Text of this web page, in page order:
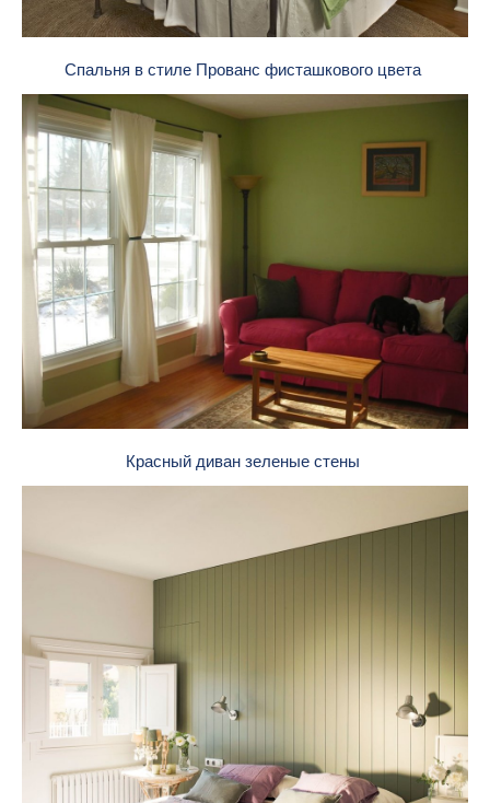
Спальня в стиле Прованс фисташкового цвета
Красный диван зеленые стены